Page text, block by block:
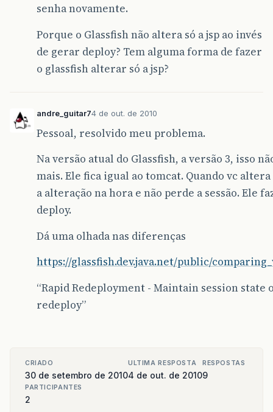
senha novamente.
Porque o Glassfish não altera só a jsp ao invés
de gerar deploy? Tem alguma forma de fazer
o glassfish alterar só a jsp?
andre_guitar74 de out. de 2010
Pessoal, resolvido meu problema.
Na versão atual do Glassfish, a versão 3, isso
mais. Ele fica igual ao tomcat. Quando vc
a alteração na hora e não perde a sessão. Ele
deploy.
Dá uma olhada nas diferenças
https://glassfish.dev.java.net/public/
“Rapid Redeployment - Maintain session state
redeploy”
CRIADO
30 de setembro de 2010
ULTIMA RESPOSTA
4 de out. de 2010
RESPOSTAS
9
PARTICIPANTES
2